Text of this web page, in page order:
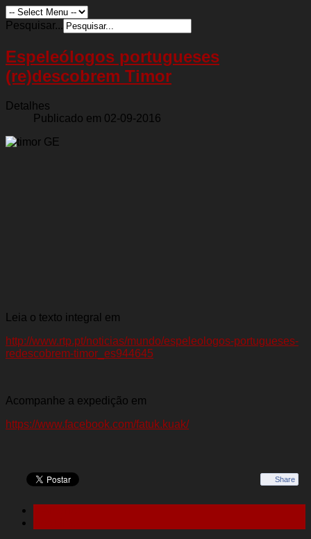
Pesquisar...
Espeleólogos portugueses
(re)descobrem Timor
Detalhes
Publicado em 02-09-2016
Leia o texto integral em
http://www.rtp.pt/noticias/mundo/espeleologos-portugueses-
redescobrem-timor_es944645
Acompanhe a expedição em
https://www.facebook.com/fatuk.kuak/
Share